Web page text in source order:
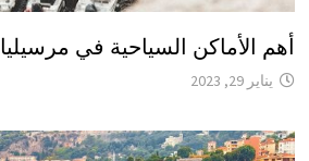
أهم الأماكن السياحية في مرسيليا
يناير 29, 2023